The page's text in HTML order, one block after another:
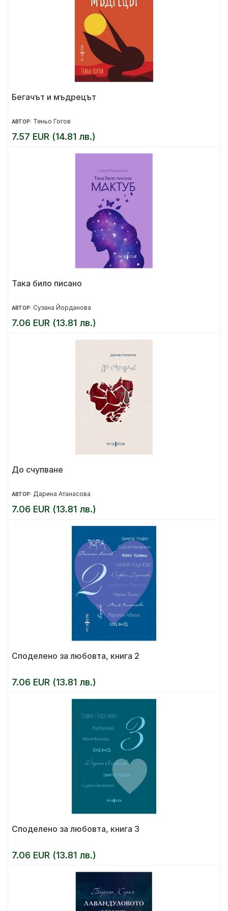
Бегачът и мъдрецът
АВТОР: Теньо Гогов
7.57 EUR (14.81 лв.)
Така било писано
АВТОР: Сузана Йорданова
7.06 EUR (13.81 лв.)
До счупване
АВТОР: Дарина Атанасова
7.06 EUR (13.81 лв.)
Споделено за любовта, книга 2
7.06 EUR (13.81 лв.)
Споделено за любовта, книга 3
7.06 EUR (13.81 лв.)